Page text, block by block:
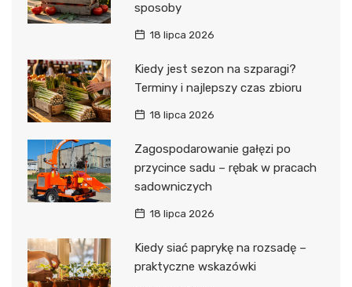
sposoby
18 lipca 2026
Kiedy jest sezon na szparagi?
Terminy i najlepszy czas zbioru
18 lipca 2026
Zagospodarowanie gałęzi po
przycince sadu – rębak w pracach
sadowniczych
18 lipca 2026
Kiedy siać paprykę na rozsadę –
praktyczne wskazówki